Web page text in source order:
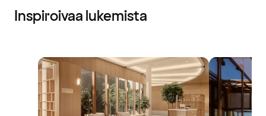
Inspiroivaa lukemista